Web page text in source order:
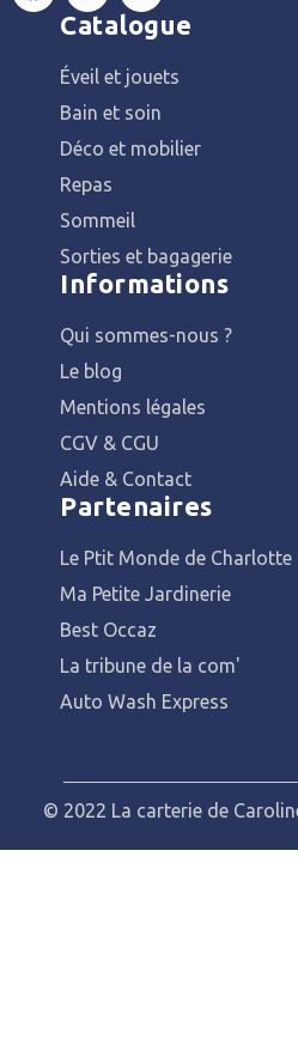
Catalogue
Éveil et jouets
Bain et soin
Déco et mobilier
Repas
Sommeil
Sorties et bagagerie
Informations
Qui sommes-nous ?
Le blog
Mentions légales
CGV & CGU
Aide & Contact
Partenaires
Le Ptit Monde de Charlotte
Ma Petite Jardinerie
Best Occaz
La tribune de la com'
Auto Wash Express
© 2022 La carterie de